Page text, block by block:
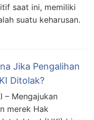
saat ini, memiliki
suatu keharusan.
Jika Pengalihan
Ditolak?
– Mengajukan
merek Hak